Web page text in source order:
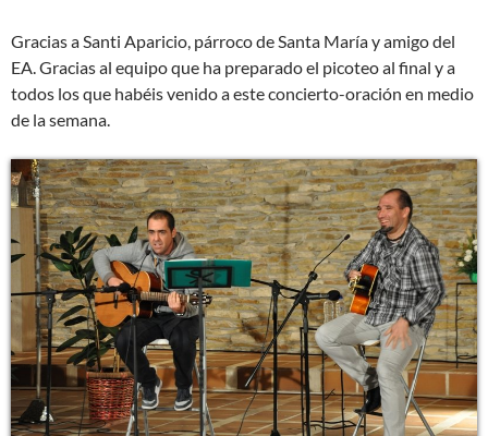
Gracias a Santi Aparicio, párroco de Santa María y amigo del
EA. Gracias al equipo que ha preparado el picoteo al final y a
todos los que habéis venido a este concierto-oración en medio
de la semana.